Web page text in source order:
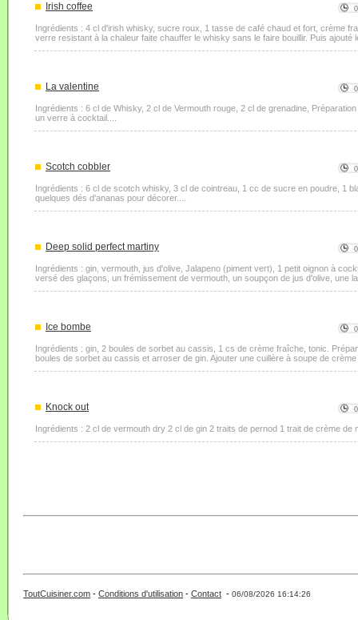
Irish coffee
Ingrédients : 4 cl d'irish whisky, sucre roux, 1 tasse de café chaud et fort, crème
verre resistant à la chaleur faite chauffer le whisky sans le faire bouillir. Puis ajouté
La valentine
Ingrédients : 6 cl de Whisky, 2 cl de Vermouth rouge, 2 cl de grenadine,
un verre à cocktail....
Scotch cobbler
Ingrédients : 6 cl de scotch whisky, 3 cl de cointreau, 1 cc de sucre en poudre, 1
quelques dés d'ananas pour décorer....
Deep solid perfect martiny
Ingrédients : gin, vermouth, jus d'olive, Jalapeno (piment vert), 1 petit oignon à
versé des glaçons, un frémissement de vermouth, un soupçon de jus d'olive, une
Ice bombe
Ingrédients : gin, 2 boules de sorbet au cassis, 1 cs de crème fraîche, tonic.
boules de sorbet au cassis et arroser de gin. Ajouter une cuillère à soupe de
Knock out
Ingrédients : 2 cl de vermouth dry 2 cl de gin 2 traits de pernod 1 trait de crème de
ToutCuisiner.com - Conditions d'utilisation - Contact - 06/08/2026 16:14:26